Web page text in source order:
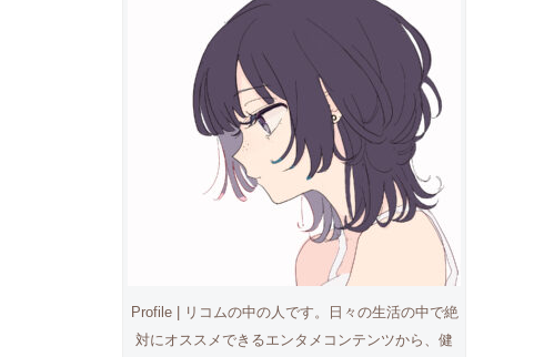
Profile | リコムの中の人です。日々の生活の中で絶
対にオススメできるエンタメコンテンツから、健